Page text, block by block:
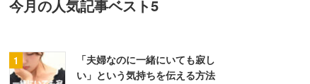
今月の人気記事ベスト5
「夫婦なのに一緒にいても寂し
い」という気持ちを伝える方法